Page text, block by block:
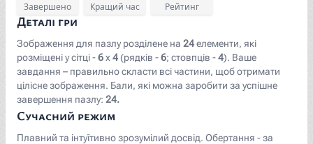
Завершено Кращий час Рейтинг
Деталі гри
Зображення для пазлу розділене на 24елементи, які
розміщені у сітці -6x 4 (рядків -6; стовпців -4). Ваше
завдання – правильно скласти всі частини, щоб отримати
цілісне зображення. Бали, які можна заробити за успішне
завершення пазлу: 24.
Сучасний режим
Плавний та інтуїтивно зрозумілий досвід. Обертання - за